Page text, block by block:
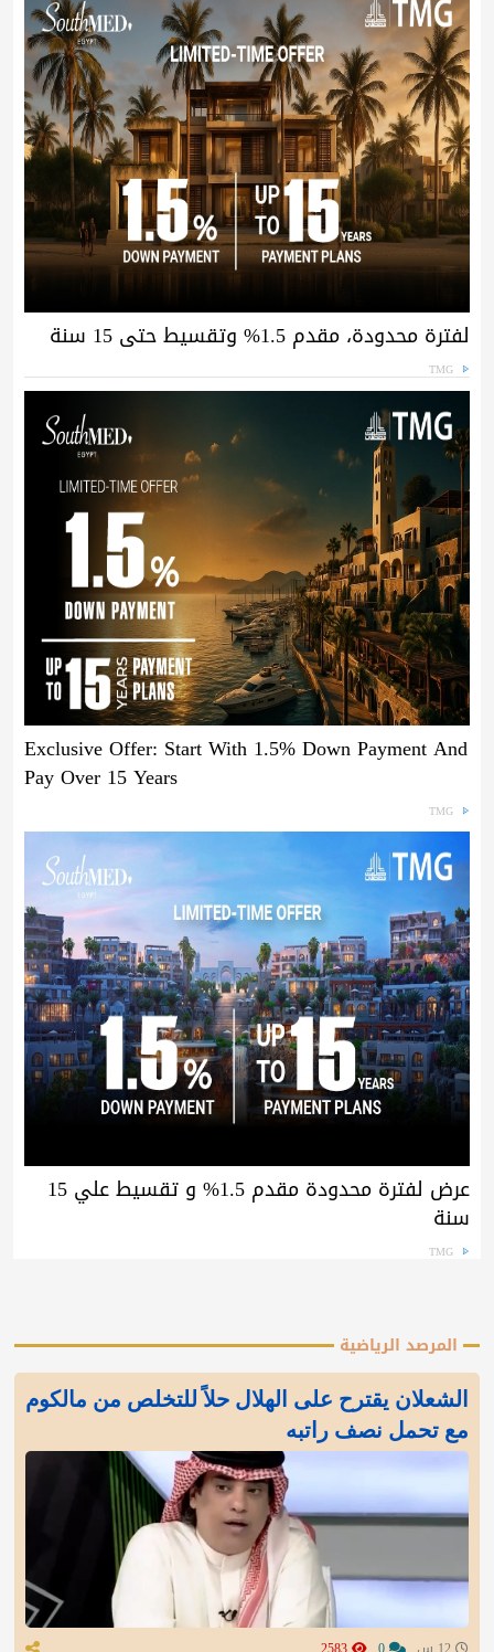
لفترة محدودة، مقدم 1.5% وتقسيط حتى 15 سنة
TMG
Exclusive Offer: Start With 1.5% Down Payment And
Pay Over 15 Years
TMG
عرض لفترة محدودة مقدم 1.5% و تقسيط علي 15
سنة
TMG
المرصد الرياضية
الشعلان يقترح على الهلال حلاً للتخلص من مالكوم
مع تحمل نصف راتبه